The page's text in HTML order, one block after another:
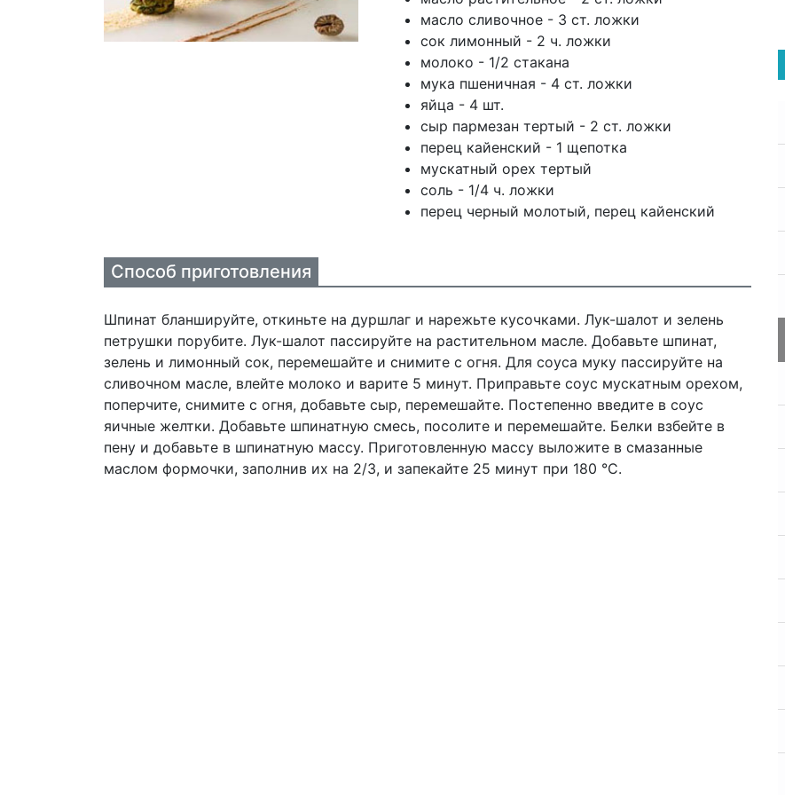
масло сливочное - 3 ст. ложки
сок лимонный - 2 ч. ложки
молоко - 1/2 стакана
мука пшеничная - 4 ст. ложки
яйца - 4 шт.
сыр пармезан тертый - 2 ст. ложки
перец кайенский - 1 щепотка
мускатный орех тертый
соль - 1/4 ч. ложки
перец черный молотый, перец кайенский
Способ приготовления
Шпинат бланшируйте, откиньте на дуршлаг и нарежьте кусочками. Лук-шалот и зелень
петрушки порубите. Лук-шалот пассируйте на растительном масле. Добавьте шпинат,
зелень и лимонный сок, перемешайте и снимите с огня. Для соуса муку пассируйте на
сливочном масле, влейте молоко и варите 5 минут. Приправьте соус мускатным орехом,
поперчите, снимите с огня, добавьте сыр, перемешайте. Постепенно введите в соус
яичные желтки. Добавьте шпинатную смесь, посолите и перемешайте. Белки взбейте в
пену и добавьте в шпинатную массу. Приготовленную массу выложите в смазанные
маслом формочки, заполнив их на 2/3, и запекайте 25 минут при 180 °С.